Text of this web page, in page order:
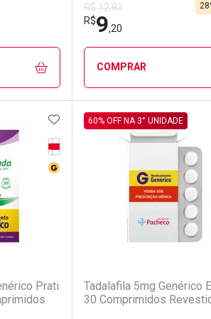
FECHAR
FECHAR
R$ 12,83
R$9,20
COMPRAR
Prati
Tarja Vermelha
Medicamento Genérico
ADICIONAR AOS FAVORITOS
Tadalafila 5mg Genérico
30 Comprimidos
60% OFF NA 3° UNIDADE